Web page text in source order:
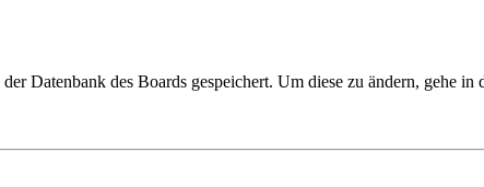
Datenbank des Boards gespeichert. Um diese zu ändern, gehe